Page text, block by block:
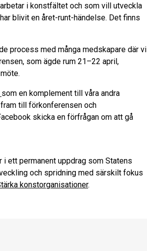
i konstfältet och som vill utveckla
blivit en året-runt-händelse. Det finns
process med många medskapare där vi
som ägde rum 21–22 april,
som en komplement till våra andra
till förkonferensen och
skicka en förfrågan om att gå
ett permanent uppdrag som Statens
och spridning med särskilt fokus
konstorganisationer.